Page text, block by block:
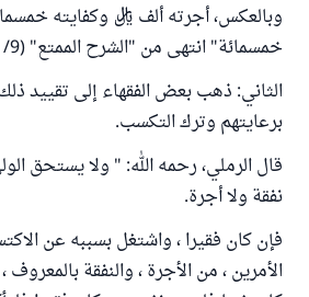
وبالعكس، أجرته ألف ريال وكفايته
خمسمائة" انتهى من "الشرح الممتع" (9/ 312).
الثاني: ذهب بعض الفقهاء إلى تقييد
برعايتهم وترك التكسب.
قال الرملي، رحمه الله: " ولا يستحق
نفقة ولا أجرة.
فإن كان فقيرا ، واشتغل بسببه عن
الأمرين ، من الأجرة ، والنفقة